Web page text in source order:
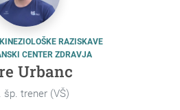
RAZISKAVE
CENTER ZDRAVJA
Urbanc
šp. trener (VŠ)